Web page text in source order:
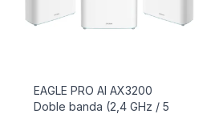
EAGLE PRO AI AX3200
Doble banda (2,4 GHz / 5